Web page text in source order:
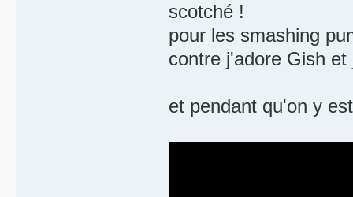
scotché !
pour les smashing
contre j'adore Gish
et pendant qu'on y